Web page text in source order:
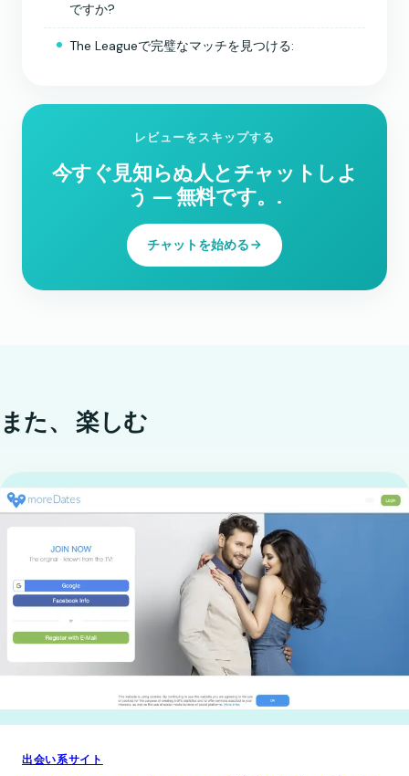
ですか?
The Leagueで完璧なマッチを見つける:
レビューをスキップする
今すぐ見知らぬ人とチャットしよ
う ― 無料です。.
チャットを始める
また、楽しむ
出会い系サイト